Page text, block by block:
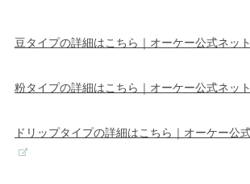
豆タイプの詳細はこちら｜オーケー公式ネッ
粉タイプの詳細はこちら｜オーケー公式ネッ
ドリップタイプの詳細はこちら｜オーケー公